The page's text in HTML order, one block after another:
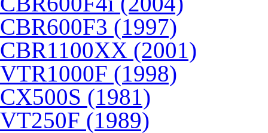
CBR600F3 (1997)
CBR1100XX (2001)
VTR1000F (1998)
CX500S (1981)
VT250F (1989)